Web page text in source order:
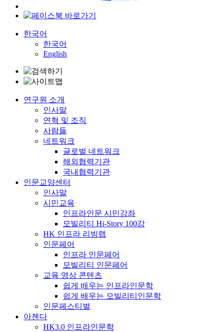
한국어
한국어
English
연구원 소개
인사말
연혁 및 조직
사람들
네트워크
글로벌 네트워크
해외협력기관
국내협력기관
인문교양센터
인사말
시민교육
인프라인문 시민강좌
모빌리티 Hi-Story 100강
HK 인프라 리빙랩
인문페어
인프라 인문페어
모빌리티 인문페어
교육 영상 콘텐츠
쉽게 배우는 인프라인문학
쉽게 배우는 모빌리티인문학
인문페스티벌
아젠다
HK3.0 인프라인문학